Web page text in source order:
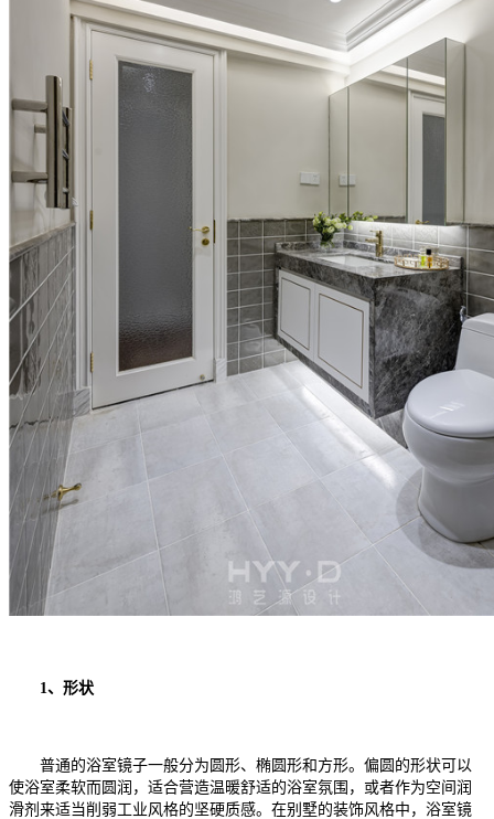
1、形状
普通的浴室镜子一般分为圆形、椭圆形和方形。偏圆的形状可以
使浴室柔软而圆润，适合营造温暖舒适的浴室氛围，或者作为空间润
滑剂来适当削弱工业风格的坚硬质感。在别墅的装饰风格中，浴室镜